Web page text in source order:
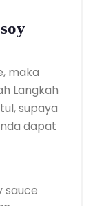
maka
Langkah
supaya
dapat
sauce